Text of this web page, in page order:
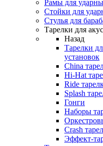
Рамы для
Стойки для
Стулья для
Тарелки для
Назад
Тарелки
установок
China
Hi-Hat
Ride
Splash
Гонги
Наборы
Сrash
Эффект-